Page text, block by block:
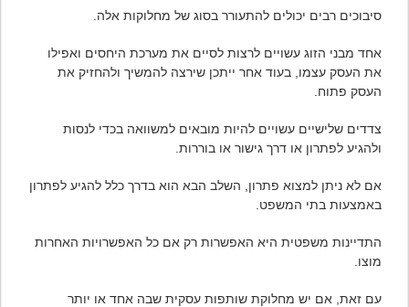
סיבוכים רבים יכולים להתעורר בסוג של מחלוקות אלה.
אחד מבני הזוג עשויים לרצות לסיים את מערכת היחסים ואפילו
את העסק עצמו, בעוד אחר ייתכן שירצה להמשיך ולהחזיק את
העסק פתוח.
צדדים שלישיים עשויים להיות מובאים למשוואה בכדי לנסות
ולהגיע לפתרון או דרך גישור או בוררות.
אם לא ניתן למצוא פתרון, השלב הבא הוא בדרך כלל להגיע לפתרון
באמצעות בתי המשפט.
התדיינות משפטית היא האפשרות רק אם כל האפשרויות האחרות
מוצו.
עם זאת, אם יש מחלוקת שותפות עסקית שבה אחד או יותר